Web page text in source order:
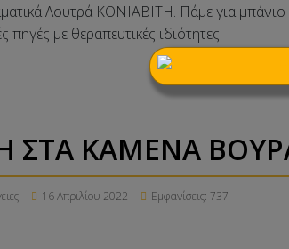
ΚΟΝΙΑΒΙΤΗ. Πάμε για μπάνιο
με θεραπευτικές ιδιότητες.
ΣΤΑ ΚΑΜΕΝΑ
16 Απριλίου 2022 Εμφανίσεις: 737